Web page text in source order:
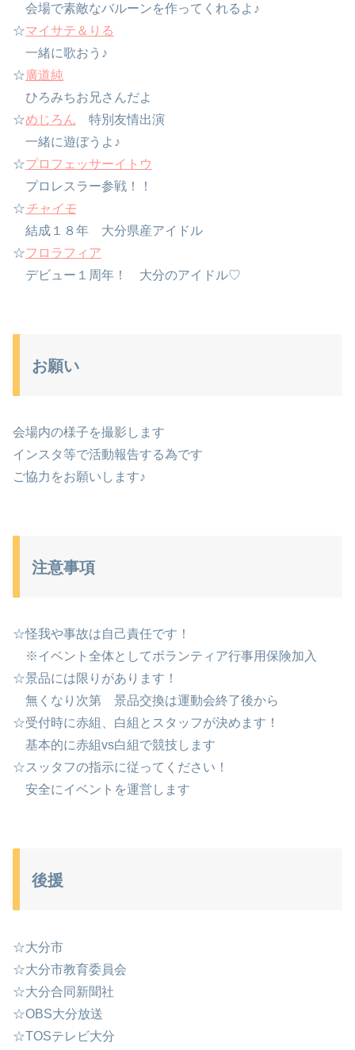
会場で素敵なバルーンを作ってくれるよ♪
☆マイサテ＆りる
一緒に歌おう♪
☆廣道純
ひろみちお兄さんだよ
☆めじろん 特別友情出演
一緒に遊ぼうよ♪
☆プロフェッサーイトウ
プロレスラー参戦！！
☆チャイモ
結成１８年 大分県産アイドル
☆フロラフィア
デビュー１周年！ 大分のアイドル♡
お願い
会場内の様子を撮影します
インスタ等で活動報告する為です
ご協力をお願いします♪
注意事項
☆怪我や事故は自己責任です！
※イベント全体としてボランティア行事用保険加入
☆景品には限りがあります！
無くなり次第 景品交換は運動会終了後から
☆受付時に赤組、白組とスタッフが決めます！
基本的に赤組vs白組で競技します
☆スッタフの指示に従ってください！
安全にイベントを運営します
後援
☆大分市
☆大分市教育委員会
☆大分合同新聞社
☆OBS大分放送
☆TOSテレビ大分